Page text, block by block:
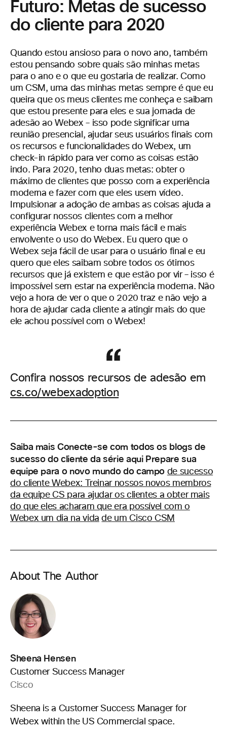
Futuro: Metas de sucesso
do cliente para 2020
Quando estou ansioso para o novo ano, também
estou pensando sobre quais são minhas metas
para o ano e o que eu gostaria de realizar. Como
um CSM, uma das minhas metas sempre é que eu
queira que os meus clientes me conheça e saibam
que estou presente para eles e sua jornada de
adesão ao Webex – isso pode significar uma
reunião presencial, ajudar seus usuários finais com
os recursos e funcionalidades do Webex, um
check-in rápido para ver como as coisas estão
indo. Para 2020, tenho duas metas: obter o
máximo de clientes que posso com a experiência
moderna e fazer com que eles usem vídeo.
Impulsionar a adoção de ambas as coisas ajuda a
configurar nossos clientes com a melhor
experiência Webex e torna mais fácil e mais
envolvente o uso do Webex. Eu quero que o
Webex seja fácil de usar para o usuário final e eu
quero que eles saibam sobre todos os ótimos
recursos que já existem e que estão por vir – isso é
impossível sem estar na experiência moderna. Não
vejo a hora de ver o que o 2020 traz e não vejo a
hora de ajudar cada cliente a atingir mais do que
ele achou possível com o Webex!
Confira nossos recursos de adesão em
cs.co/webexadoption
Saiba mais Conecte-se com todos os blogs de
sucesso do cliente da série aqui Prepare sua
equipe para o novo mundo do campo de sucesso
do cliente Webex: Treinar nossos novos membros
da equipe CS para ajudar os clientes a obter mais
do que eles acharam que era possível com o
Webex um dia na vida de um Cisco CSM
About The Author
Sheena Hensen
Customer Success Manager
Cisco
Sheena is a Customer Success Manager for
Webex within the US Commercial space.